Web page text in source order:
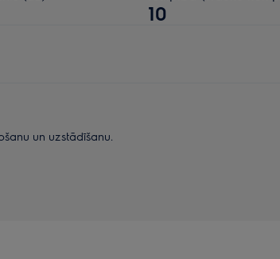
10
un uzstādīšanu.